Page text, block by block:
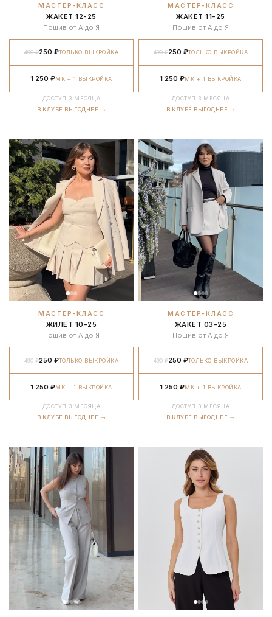
МАСТЕР-КЛАСС
ЖАКЕТ 12-25
Пошив от А до Я
490 ₽250 ₽ТОЛЬКО ВЫКРОЙКА
1 250 ₽МК + 1 ВЫКРОЙКА
ДОСТУП 3 МЕСЯЦА
В КЛУБЕ ВЫГОДНЕЕ →
МАСТЕР-КЛАСС
ЖАКЕТ 11-25
Пошив от А до Я
490 ₽250 ₽ТОЛЬКО ВЫКРОЙКА
1 250 ₽МК + 1 ВЫКРОЙКА
ДОСТУП 3 МЕСЯЦА
В КЛУБЕ ВЫГОДНЕЕ →
МАСТЕР-КЛАСС
ЖИЛЕТ 10-25
Пошив от А до Я
490 ₽250 ₽ТОЛЬКО ВЫКРОЙКА
1 250 ₽МК + 1 ВЫКРОЙКА
ДОСТУП 3 МЕСЯЦА
В КЛУБЕ ВЫГОДНЕЕ →
МАСТЕР-КЛАСС
ЖАКЕТ 03-25
Пошив от А до Я
490 ₽250 ₽ТОЛЬКО ВЫКРОЙКА
1 250 ₽МК + 1 ВЫКРОЙКА
ДОСТУП 3 МЕСЯЦА
В КЛУБЕ ВЫГОДНЕЕ →